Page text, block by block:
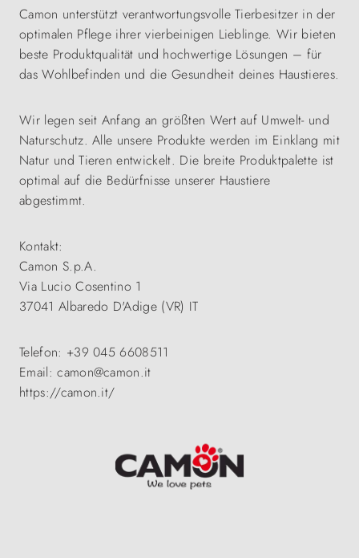
Camon unterstützt verantwortungsvolle Tierbesitzer in der
optimalen Pflege ihrer vierbeinigen Lieblinge. Wir bieten
beste Produktqualität und hochwertige Lösungen – für
das Wohlbefinden und die Gesundheit deines Haustieres.
Wir legen seit Anfang an größten Wert auf Umwelt- und
Naturschutz. Alle unsere Produkte werden im Einklang mit
Natur und Tieren entwickelt. Die breite Produktpalette ist
optimal auf die Bedürfnisse unserer Haustiere
abgestimmt.
Kontakt:
Camon S.p.A.
Via Lucio Cosentino 1
37041 Albaredo D'Adige (VR) IT
Telefon: +39 045 6608511
Email: camon@camon.it
https://camon.it/